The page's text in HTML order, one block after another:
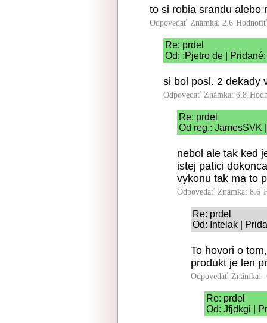
to si robia srandu alebo
Odpovedať Známka: 2.6
Re: prdel
Od: :Pjetro de |
si bol posl. 2 dekady
Odpovedať Známka: 6.8
Re: prdel
Od reg.: JamesSVK
nebol ale tak ked
istej patici
vykonu tak ma to
Odpovedať Známka: 8.6
Re: prdel
Od: Intelak |
To hovori o
produkt je len
Odpovedať Známka:
Re: prdel
Od: Jfjdkgi |